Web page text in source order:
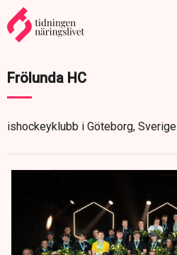
Frölunda HC
ishockeyklubb i Göteborg, Sverige